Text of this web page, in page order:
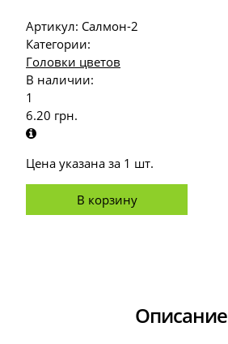
Артикул: Салмон-2
Категории:
Головки цветов
В наличии:
1
6.20 грн.
Цена указана за 1 шт.
В корзину
Описание